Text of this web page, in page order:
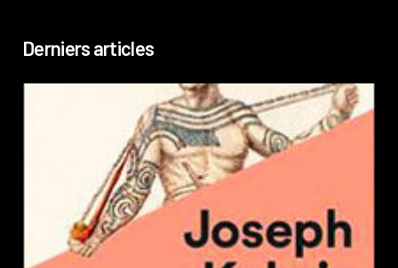
Derniers articles